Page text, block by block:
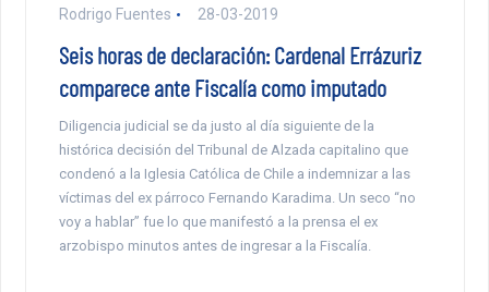
Rodrigo Fuentes 28-03-2019
Seis horas de declaración: Cardenal Errázuriz
comparece ante Fiscalía como imputado
Diligencia judicial se da justo al día siguiente de la
histórica decisión del Tribunal de Alzada capitalino que
condenó a la Iglesia Católica de Chile a indemnizar a las
víctimas del ex párroco Fernando Karadima. Un seco “no
voy a hablar” fue lo que manifestó a la prensa el ex
arzobispo minutos antes de ingresar a la Fiscalía.